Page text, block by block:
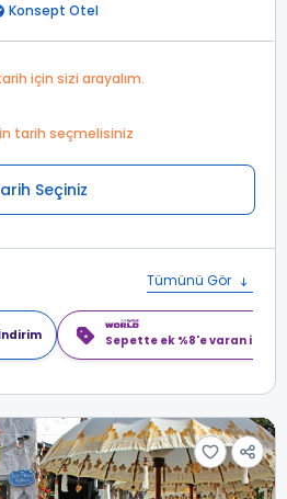
Konsept Otel
için sizi arayalım.
tarih seçmelisiniz
Seçiniz
Tümünü Gör
Sepette ek %8'e varan